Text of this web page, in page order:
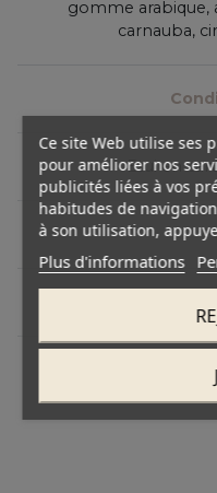
gomme arabique,
carnauba,
Etui en
Ce site Web utilise ses
pour améliorer nos
publicités liées à vos
habitudes de
à son utilisation,
Plus d'informations